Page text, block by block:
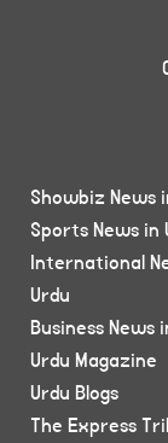
Showbiz News
Sports News in
International
Urdu
Business News
Urdu Magazine
Urdu Blogs
The Express